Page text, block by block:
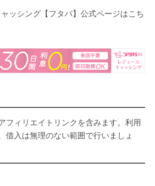
ッシング【フタバ】公式ページはこち
フィリエイトリンクを含みます。利用
借入は無理のない範囲で行いましょ